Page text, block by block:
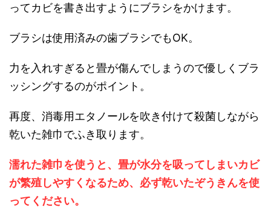
ってカビを書き出すようにブラシをかけます。
ブラシは使用済みの歯ブラシでもOK。
力を入れすぎると畳が傷んでしまうので優しくブラ
ッシングするのがポイント。
再度、消毒用エタノールを吹き付けて殺菌しながら
乾いた雑巾でふき取ります。
濡れた雑巾を使うと、畳が水分を吸ってしまいカビ
が繁殖しやすくなるため、必ず乾いたぞうきんを使
ってください。